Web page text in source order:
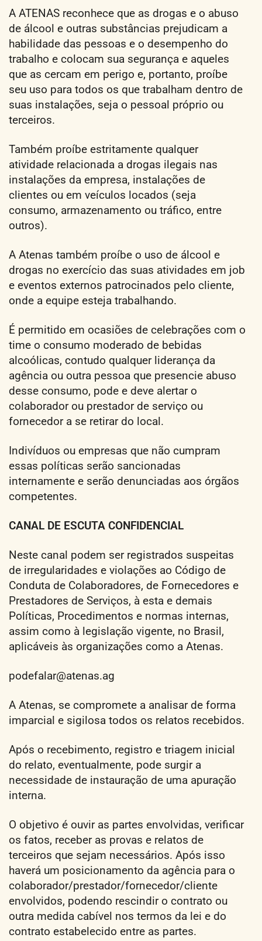
A ATENAS reconhece que as drogas e o abuso
de álcool e outras substâncias prejudicam a
habilidade das pessoas e o desempenho do
trabalho e colocam sua segurança e aqueles
que as cercam em perigo e, portanto, proíbe
seu uso para todos os que trabalham dentro de
suas instalações, seja o pessoal próprio ou
terceiros.
Também proíbe estritamente qualquer
atividade relacionada a drogas ilegais nas
instalações da empresa, instalações de
clientes ou em veículos locados (seja
consumo, armazenamento ou tráfico, entre
outros).
A Atenas também proíbe o uso de álcool e
drogas no exercício das suas atividades em job
e eventos externos patrocinados pelo cliente,
onde a equipe esteja trabalhando.
É permitido em ocasiões de celebrações com o
time o consumo moderado de bebidas
alcoólicas, contudo qualquer liderança da
agência ou outra pessoa que presencie abuso
desse consumo, pode e deve alertar o
colaborador ou prestador de serviço ou
fornecedor a se retirar do local.
Indivíduos ou empresas que não cumpram
essas políticas serão sancionadas
internamente e serão denunciadas aos órgãos
competentes.
CANAL DE ESCUTA CONFIDENCIAL
Neste canal podem ser registrados suspeitas
de irregularidades e violações ao Código de
Conduta de Colaboradores, de Fornecedores e
Prestadores de Serviços, à esta e demais
Políticas, Procedimentos e normas internas,
assim como à legislação vigente, no Brasil,
aplicáveis às organizações como a Atenas.
podefalar@atenas.ag
A Atenas, se compromete a analisar de forma
imparcial e sigilosa todos os relatos recebidos.
Após o recebimento, registro e triagem inicial
do relato, eventualmente, pode surgir a
necessidade de instauração de uma apuração
interna.
O objetivo é ouvir as partes envolvidas, verificar
os fatos, receber as provas e relatos de
terceiros que sejam necessários. Após isso
haverá um posicionamento da agência para o
colaborador/prestador/fornecedor/cliente
envolvidos, podendo rescindir o contrato ou
outra medida cabível nos termos da lei e do
contrato estabelecido entre as partes.